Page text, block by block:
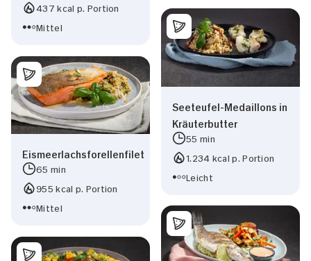
437 kcal p. Portion
Mittel
Eismeerlachsforellenfilet
65 min
955 kcal p. Portion
Mittel
Seeteufel-Medaillons in
Kräuterbutter
55 min
1.234 kcal p. Portion
Leicht